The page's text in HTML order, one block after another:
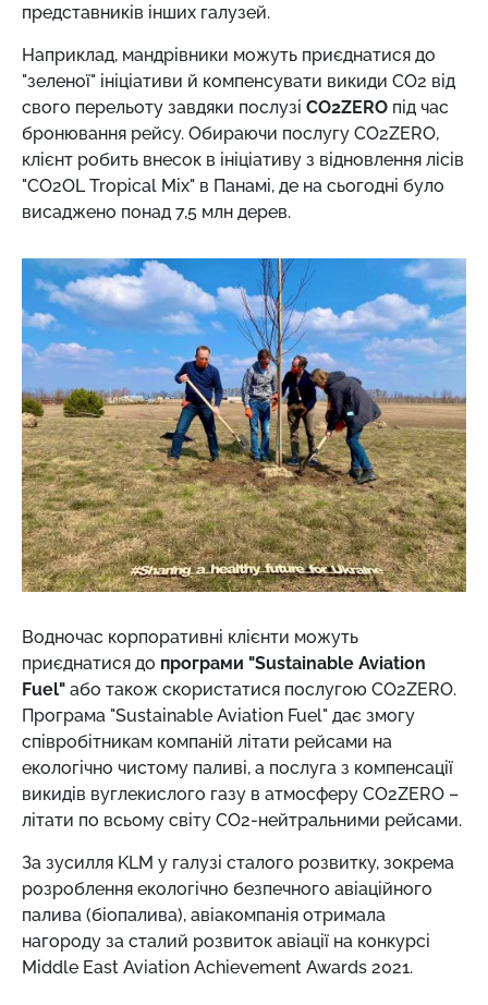
представників інших галузей.
Наприклад, мандрівники можуть приєднатися до
"зеленої" ініціативи й компенсувати викиди CO2 від
свого перельоту завдяки послузі CO2ZERO під час
бронювання рейсу. Обираючи послугу CO2ZERO,
клієнт робить внесок в ініціативу з відновлення лісів
"CO2OL Tropical Mix" в Панамі, де на сьогодні було
висаджено понад 7,5 млн дерев.
Водночас корпоративні клієнти можуть
приєднатися до програми "Sustainable Aviation
Fuel" або також скористатися послугою CO2ZERO.
Програма "Sustainable Aviation Fuel" дає змогу
співробітникам компаній літати рейсами на
екологічно чистому паливі, а послуга з компенсації
викидів вуглекислого газу в атмосферу CO2ZERO –
літати по всьому світу CO2-нейтральними рейсами.
За зусилля KLM у галузі сталого розвитку, зокрема
розроблення екологічно безпечного авіаційного
палива (біопалива), авіакомпанія отримала
нагороду за сталий розвиток авіації на конкурсі
Middle East Aviation Achievement Awards 2021.